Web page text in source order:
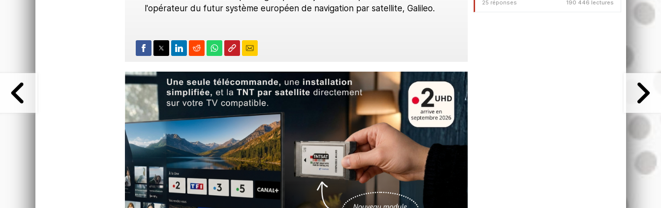
l'opérateur du futur système européen de navigation par satellite, Galileo.
25 réponses 190 446 lectures